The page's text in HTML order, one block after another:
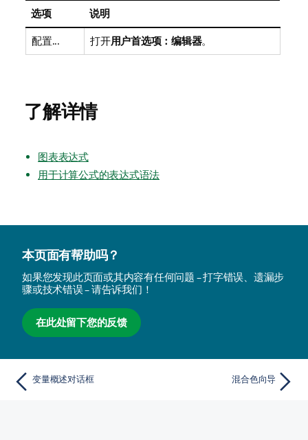
选项 说明
配置... 打开用户首选项：编辑器。
了解详情
图表表达式
用于计算公式的表达式语法
本页面有帮助吗？
如果您发现此页面或其内容有任何问题 – 打字错误、遗漏步
骤或技术错误 – 请告诉我们！
在此处留下您的反馈
变量概述对话框 混合色向导